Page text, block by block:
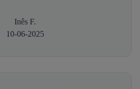
Inês F.
10-06-2025